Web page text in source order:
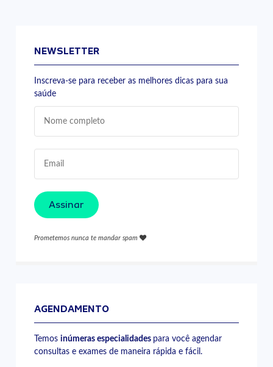
NEWSLETTER
Inscreva-se para receber as melhores dicas para sua
saúde
Assinar
Prometemos nunca te mandar spam
AGENDAMENTO
Temosinúmeras especialidades para você agendar
consultas e exames de maneira rápida e fácil.